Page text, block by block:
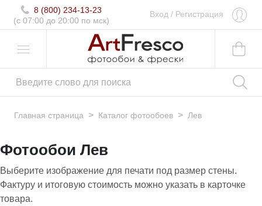
8 (800) 234-13-23
(c 07:00 до 20:00 по мск)
Вход / Регистрация
Главная страница > Каталог фотообоев > Лев
Фотообои Лев
Выберите изображение для печати под размер стены.
Фактуру и итоговую стоимость можно указать в карточке
товара.